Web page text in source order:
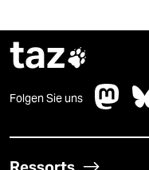
taz
Folgen Sie uns